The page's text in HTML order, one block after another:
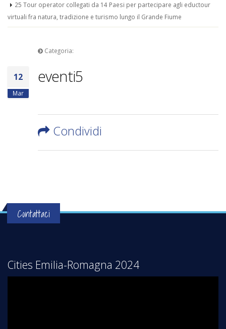
25 Tour operator collegati da 14 Paesi per partecipare agli eductour
virtuali fra natura, tradizione e turismo lungo il Grande Fiume
Categoria:
12
Mar
eventi5
Condividi
Contattaci
Cities Emilia-Romagna 2024